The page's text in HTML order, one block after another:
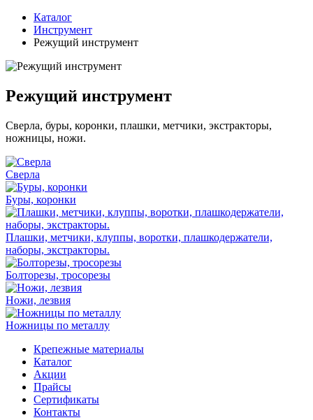
Каталог
Инструмент
Режущий инструмент
Режущий инструмент
Сверла, буры, коронки, плашки, метчики, экстракторы,
ножницы, ножи.
Сверла
Буры, коронки
Плашки, метчики, клуппы, воротки, плашкодержатели,
наборы, экстракторы.
Болторезы, тросорезы
Ножи, лезвия
Ножницы по металлу
Крепежные материалы
Каталог
Акции
Прайсы
Сертификаты
Контакты